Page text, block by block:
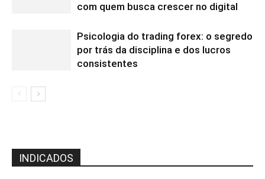
com quem busca crescer no digital
Psicologia do trading forex: o segredo
por trás da disciplina e dos lucros
consistentes
INDICADOS